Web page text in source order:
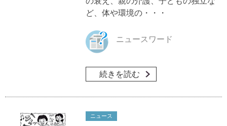
ど、体や環境の・・・
ニュースワード
続きを読む
ニュース